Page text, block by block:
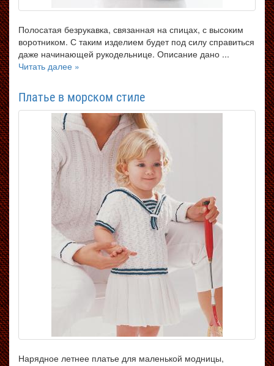
Полосатая безрукавка, связанная на спицах, с высоким
воротником. С таким изделием будет под силу справиться
даже начинающей рукодельнице. Описание дано ...
Читать далее »
Платье в морском стиле
Нарядное летнее платье для маленькой модницы,